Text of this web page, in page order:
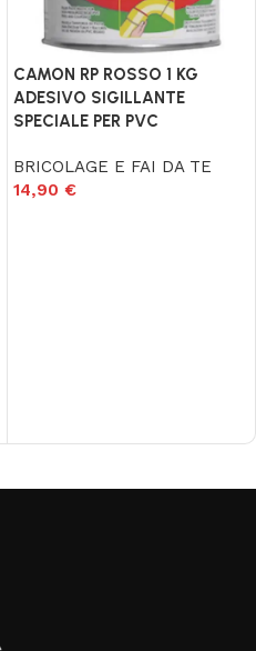
CAMON RP ROSSO 1 KG
ADESIVO SIGILLANTE
SPECIALE PER PVC
BRICOLAGE E FAI DA TE
14,90 €